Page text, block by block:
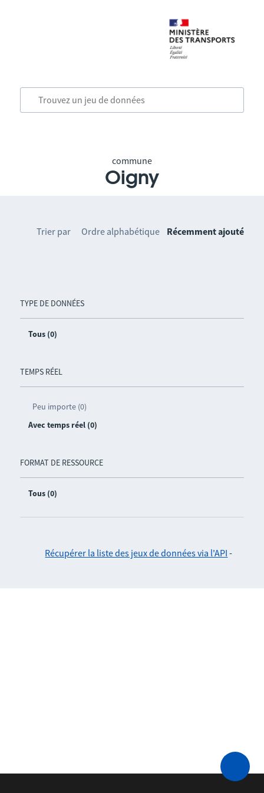
commune
Oigny
TYPE DE DONNÉES
Tous (0)
TEMPS RÉEL
Peu importe (0)
Avec temps réel (0)
FORMAT DE RESSOURCE
Tous (0)
Trier par Ordre alphabétique Récemment ajouté
Récupérer la liste des jeux de données via l'API -